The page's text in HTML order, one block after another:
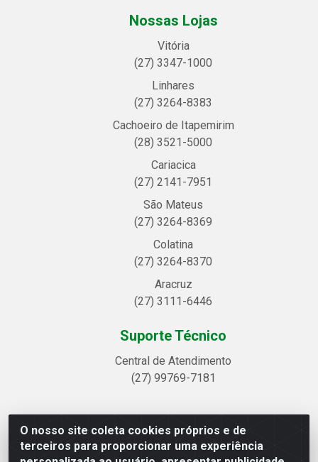
O nosso site coleta cookies próprios e de
terceiros para proporcionar uma experiência
Nossas Lojas
Vitória
(27) 3347-1000
Linhares
(27) 3264-8383
Cachoeiro de Itapemirim
(28) 3521-5000
Cariacica
(27) 2141-7951
São Mateus
(27) 3264-8369
Colatina
(27) 3264-8370
Aracruz
(27) 3111-6446
Suporte Técnico
Central de Atendimento
(27) 99769-7181
Linhavix Distribuidora LTDA - Avenida Alegre, 2521 -
Quadra314 Lote 05 e 07 - Shell, Linhares/ES - CEP